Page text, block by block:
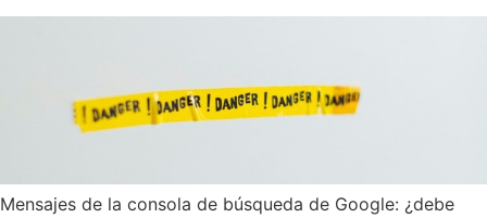
Mensajes de la consola de búsqueda de Google: ¿debe